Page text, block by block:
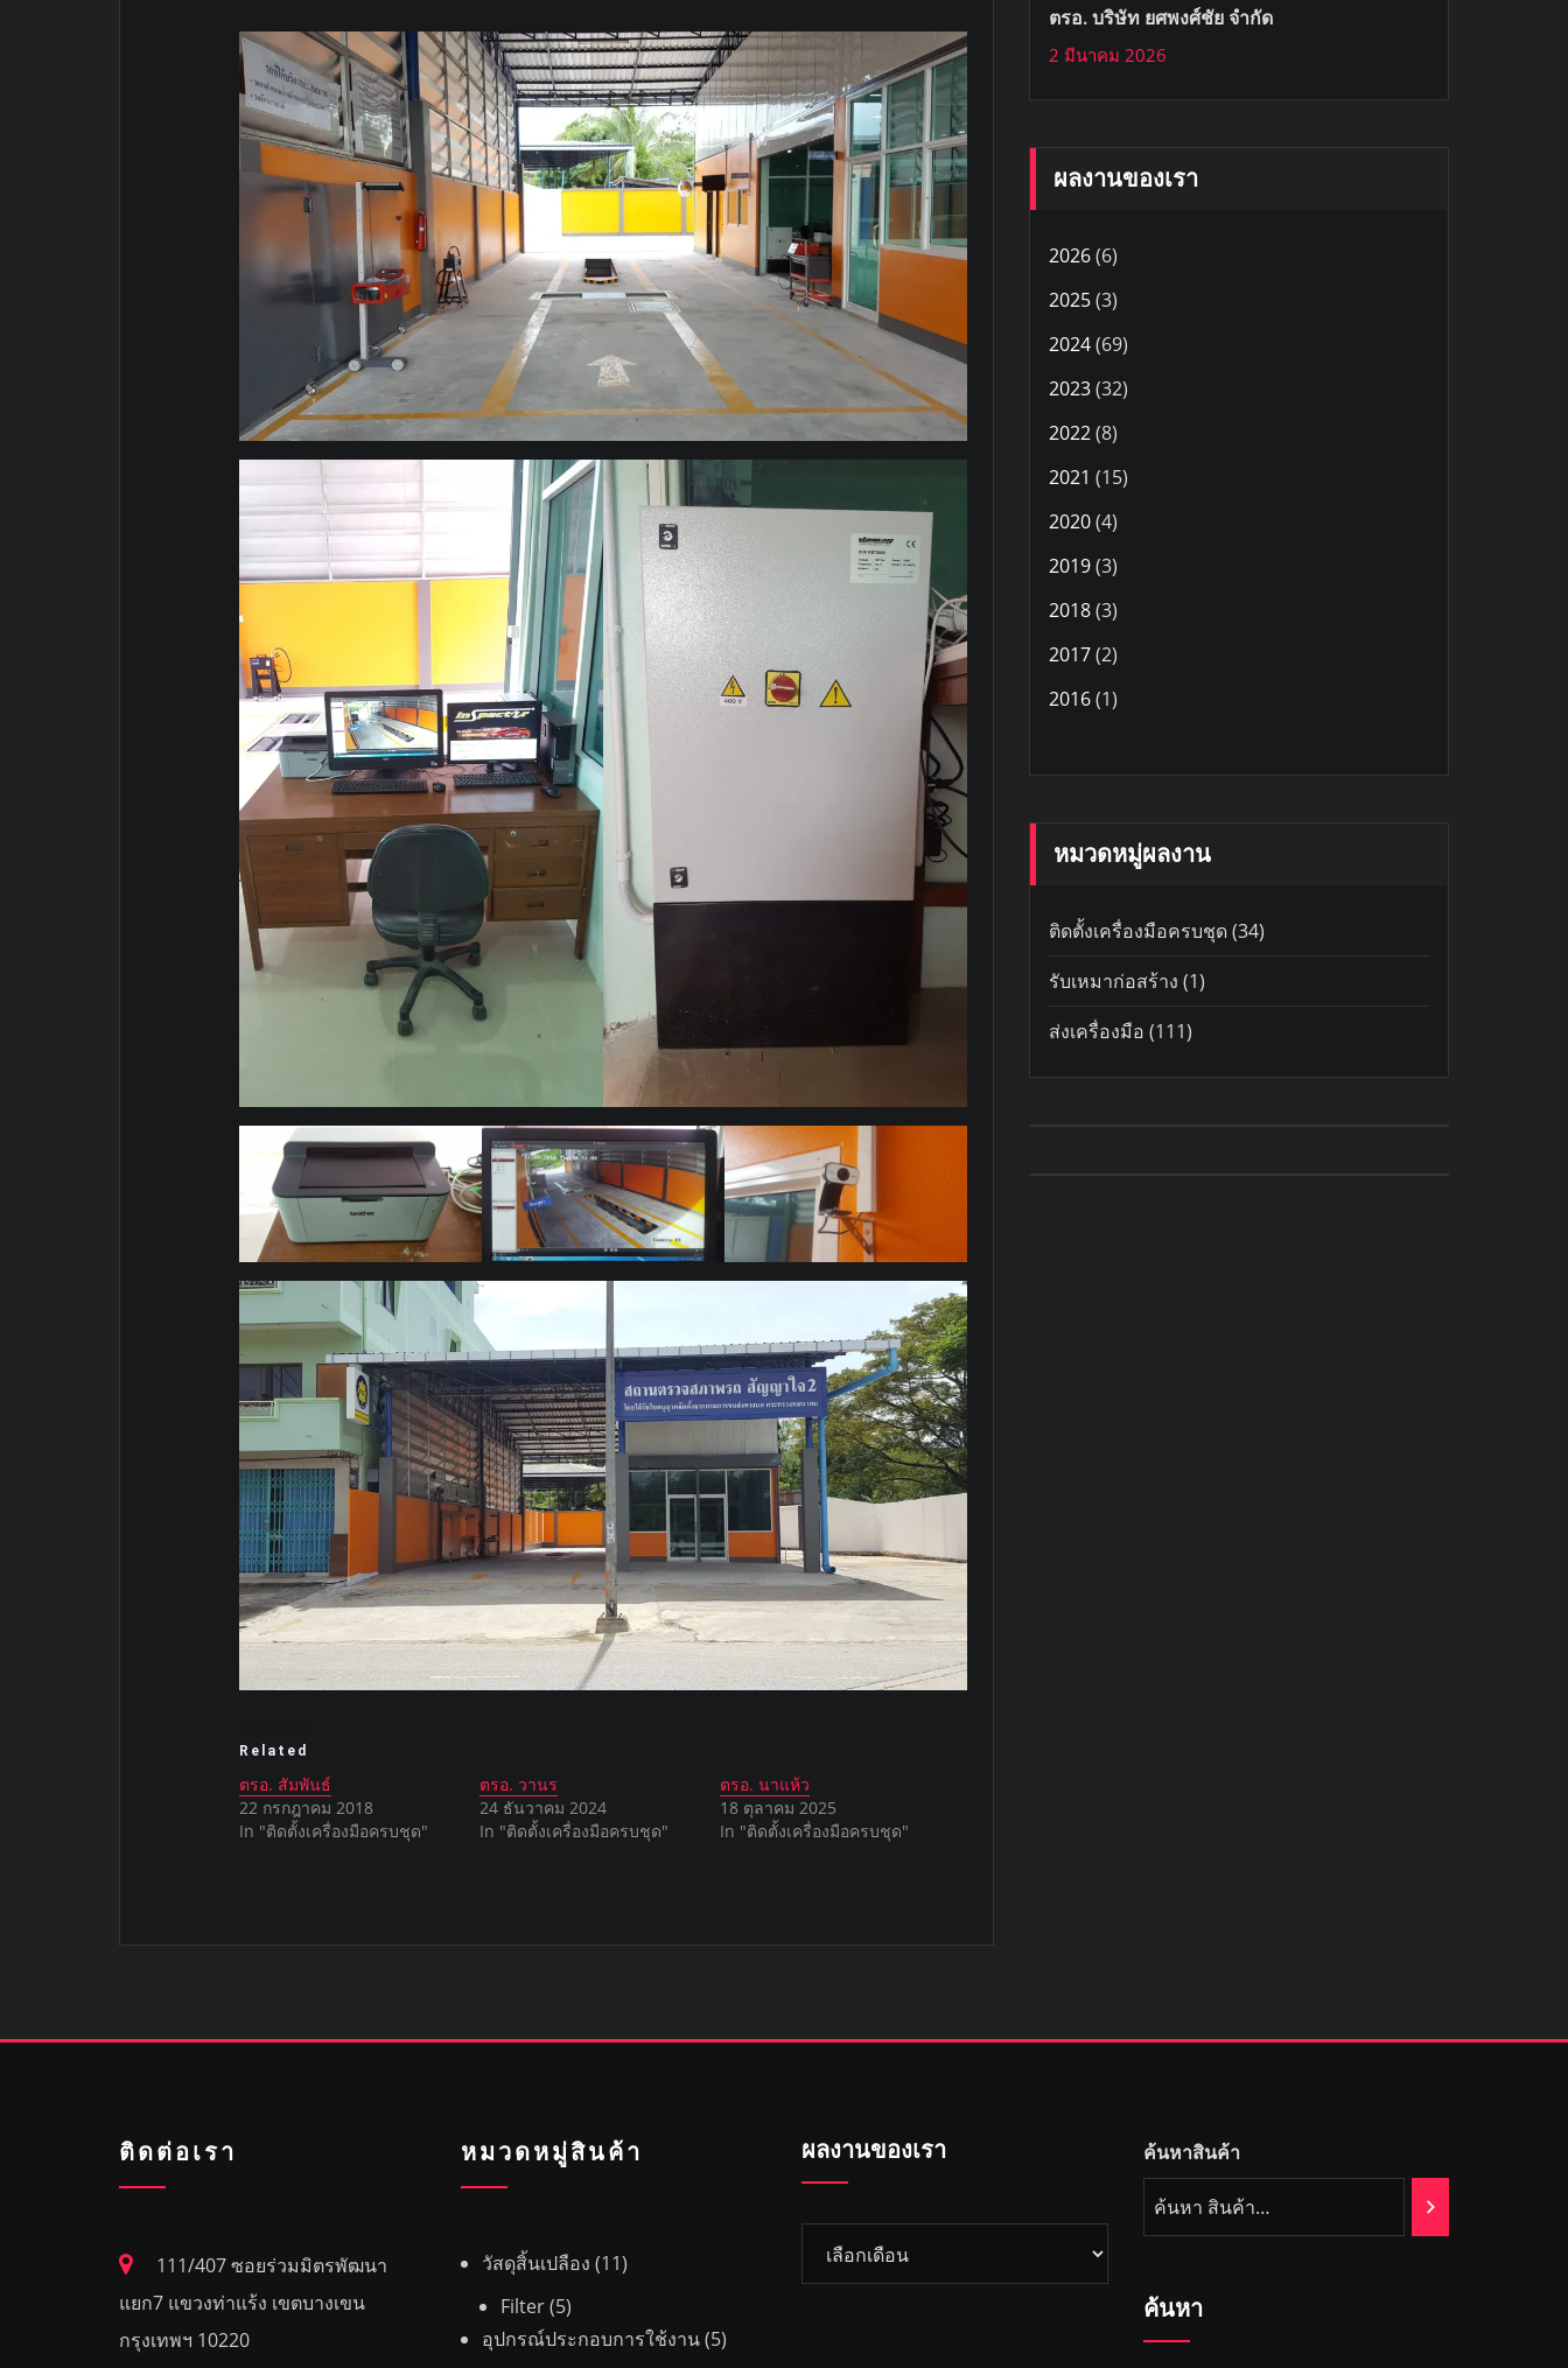
Related
ตรอ. สัมพันธ์
22 กรกฎาคม 2018
In "ติดตั้งเครื่องมือครบชุด"
ตรอ. วานร
24 ธันวาคม 2024
In "ติดตั้งเครื่องมือครบชุด"
ตรอ. นาแห้ว
18 ตุลาคม 2025
In "ติดตั้งเครื่องมือครบชุด"
ตรอ. บริษัท ยศพงศ์ชัย จำกัด
2 มีนาคม 2026
ผลงานของเรา
2026(6)
2025(3)
2024(69)
2023(32)
2022(8)
2021 (15)
2020(4)
2019(3)
2018(3)
2017(2)
2016(1)
หมวดหมู่ผลงาน
ติดตั้งเครื่องมือครบชุด(34)
รับเหมาก่อสร้าง (1)
ส่งเครื่องมือ (111)
ติดต่อเรา
111/407 ซอยร่วมมิตรพัฒนา
แยก7 แขวงท่าแร้ง เขตบางเขน
กรุงเทพฯ 10220
หมวดหมู่สินค้า
วัสดุสิ้นเปลือง 111
Filter 55
สิ
อุปกรณ์ประกอบการใช้งาน 55
ผลงานของเรา ค้นหาสินค้า
ค้นหา